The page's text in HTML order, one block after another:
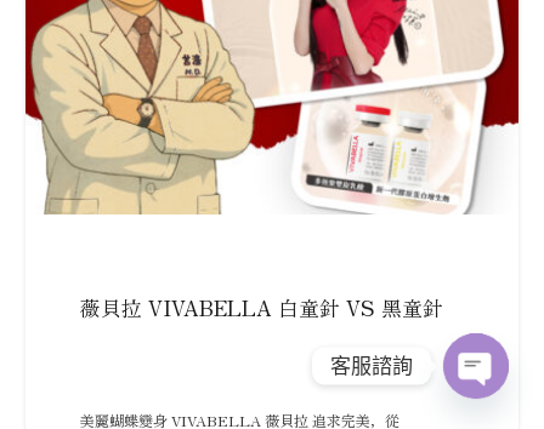
薇貝拉 VIVABELLA 白童針 VS 黑童針
美麗蝴蝶變身 VIVABELLA 薇貝拉 追求完美，從
客服諮詢